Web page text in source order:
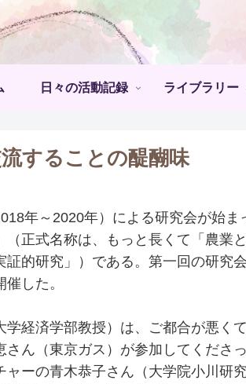
日々の活動記録 ライブラリー
することの醍醐味
年～2020年）による研究会が始ま
（正式名称は、もっと長くて「農業
証的研究」）である。第一回の研究
した。
経済学部教授）は、ご都合が悪く
ん（東京ガス）が参加してくださ
ーの青木恭子さん（大学院小川研